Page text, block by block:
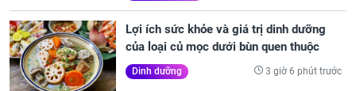
Lợi ích sức khỏe và giá trị dinh dưỡng
của loại củ mọc dưới bùn quen thuộc
Dinh dưỡng 3 giờ 6 phút trước